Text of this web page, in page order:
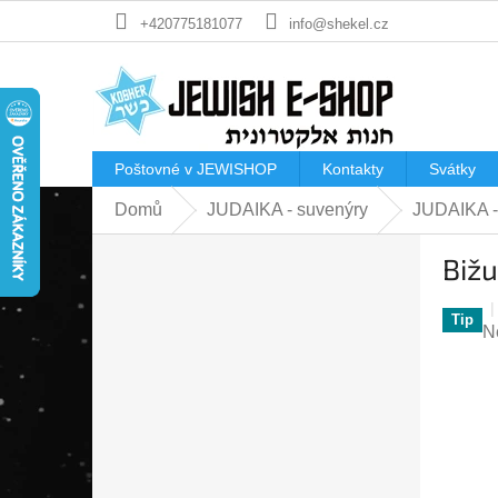
+420775181077 info@shekel.cz
Poštovné v JEWISHOP Kontakty Svátky
Domů JUDAIKA - suvenýry JUDAIKA
Tip